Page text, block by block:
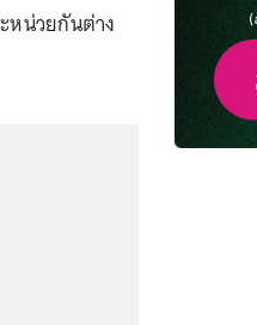
หน่วยกันต่าง